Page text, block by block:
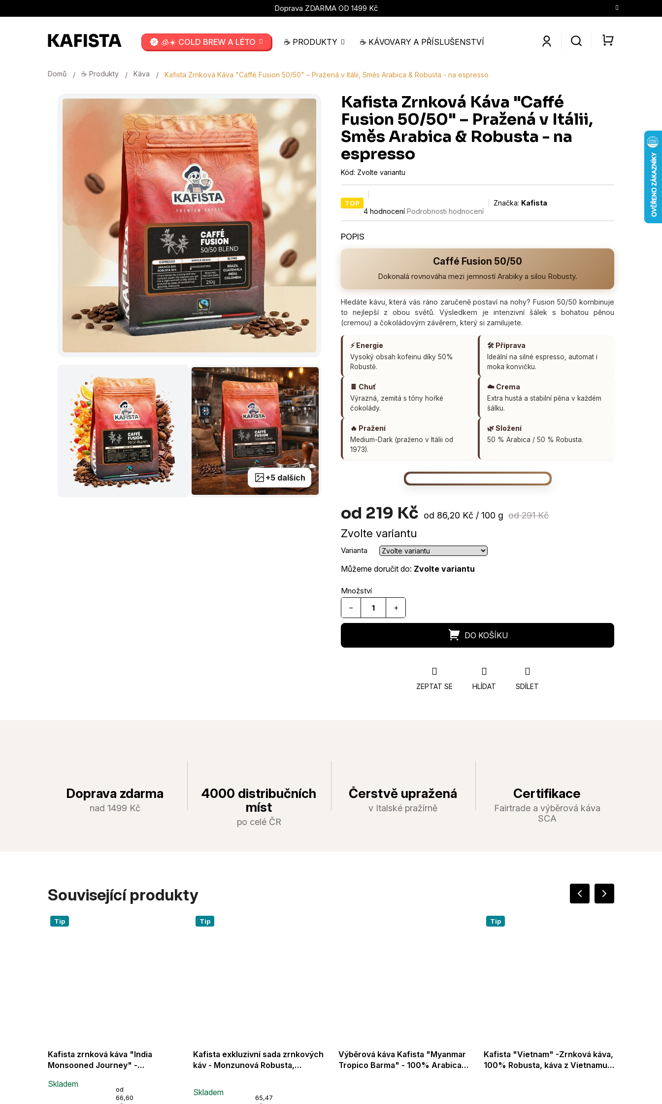
Doprava ZDARMA OD 1499 Kč
🧊☀️ COLD BREW A LÉTO ☕ PRODUKTY ☕ KÁVOVARY A PŘÍSLUŠENSTVÍ KONTAKTY O NÁS
Domů ☕ Produkty Káva Kafista Zrnková Káva "Caffé Fusion 50/50" – Pražená v Itálii, Směs Arabica & Robusta - na espresso
+5 dalších
Kafista Zrnková Káva "Caffé
Fusion 50/50" – Pražená v Itálii,
Směs Arabica & Robusta - na
espresso
Kód: Zvolte variantu
TOP Průměrné
hodnocení
je
hvězdiček.
4 hodnocení Podrobnosti hodnocení
Značka: Kafista
Caffé Fusion 50/50
Dokonalá rovnováha mezi jemností Arabiky a silou Robusty.
Hledáte kávu, která vás ráno zaručeně postaví na nohy? Fusion 50/50 kombinuje
to nejlepší z obou světů. Výsledkem je intenzivní šálek s bohatou pěnou
(cremou) a čokoládovým závěrem, který si zamilujete.
⚡ Energie
Vysoký obsah kofeinu díky 50%
Robustě.
🛠️ Příprava
Ideální na silné espresso, automat i
moka konvičku.
🍫 Chuť
Výrazná, zemitá s tóny hořké
čokolády.
☁️ Crema
Extra hustá a stabilní pěna v každém
šálku.
🔥 Pražení
Medium-Dark (praženo v Itálii od
1973).
🌿 Složení
50 % Arabica / 50 % Robusta.
od 291 Kč
od 219 Kč Měrná
od 86,20 Kč / 100 g
Zvolte variantu
Varianta
Můžeme doručit do: Zvolte variantu
+
−
ZEPTAT SE HLÍDAT SDÍLET
Doprava zdarma
nad 1499 Kč
4000 distribučních
míst
po celé ČR
Čerstvě upražená
v Italské pražírně
Certifikace
Fairtrade a výběrová káva
SCA
Související produkty
Tip
Kafista zrnková káva "India
Monsooned Journey" -
100% Robusta - Fairtrade -
vhodné na espresso a plně
Skladem
Měrná
cena:
od
66,60
Tip
Kafista exkluzivní sada zrnkových
káv - Monzunová Robusta,
3x500g
hodnocení
Skladem
Měrná
65,47
Výběrová káva Kafista "Myanmar
Tropico Barma" - 100% Arabica -
Tip
Kafista "Vietnam" -Zrnková káva,
100% Robusta, káva z Vietnamu,